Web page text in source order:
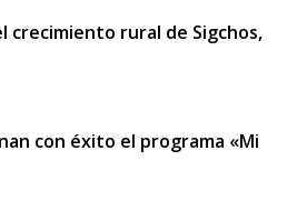
crecimiento rural de Sigchos,
con éxito el programa «Mi